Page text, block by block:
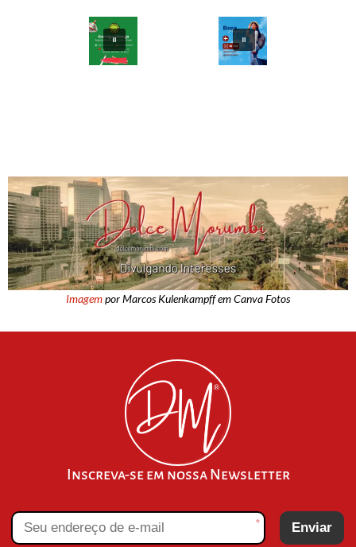
Imagempor Marcos Kulenkampff em Canva Fotos
Inscreva-se em nossa Newsletter
* Enviar